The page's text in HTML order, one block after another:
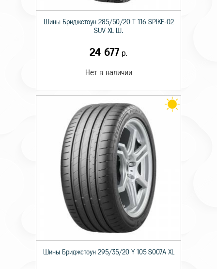
Шины Бриджстоун 285/50/20 T 116 SPIKE-02
SUV XL Ш.
24 677 р.
Нет в наличии
Шины Бриджстоун 295/35/20 Y 105 S007A XL